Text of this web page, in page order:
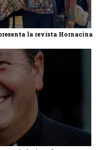
la revista Hornacina